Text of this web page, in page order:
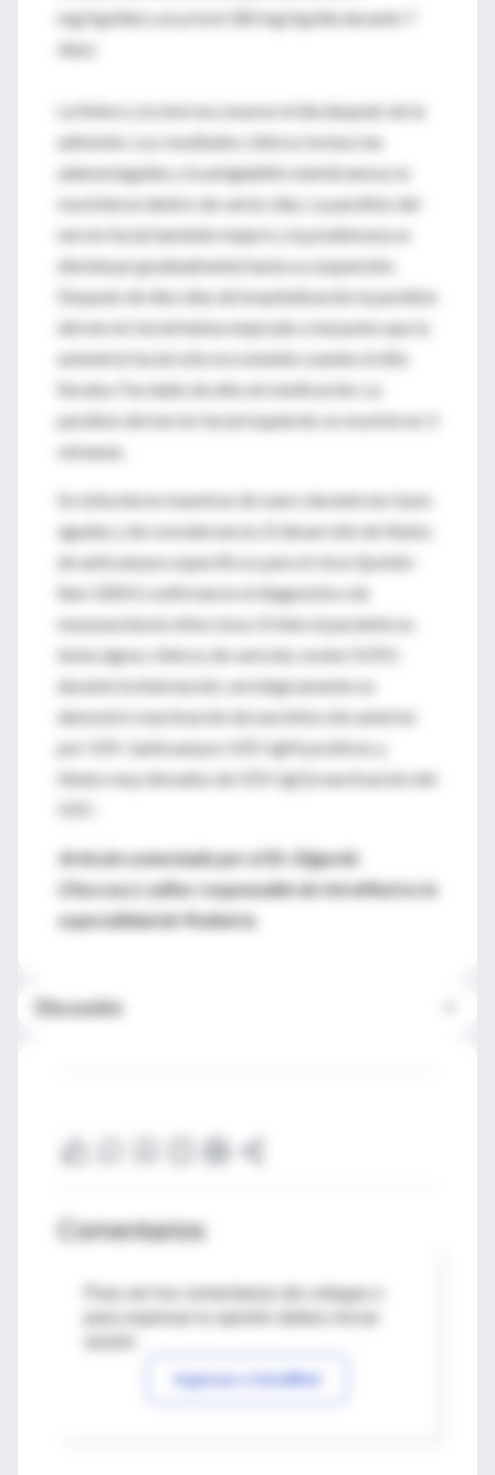
mg/kg/día) y acyclovir (80 mg/kg/día durante 7
días).
La fiebre y la otorrea cesaron el día después de la
admisión. Los resultados clínicos incluso las
adenomegalias y la amigdalitis membranosa se
resolvieron dentro de varios días. La parálisis del
nervio facial también mejoró y la prednisona se
disminuyó gradualmente hasta su suspensión.
Después de diez días de hospitalización la parálisis
del nervio facial había mejorado a tal punto que la
asimetría facial sólo era notable cuando el niño
lloraba. Fue dado de alta sin medicación. La
parálisis del nervio facial izquierdo se resolvió en 3
semanas.
Se obtuvieron muestras de suero durante las fases
agudas y de convalecencia. El desarrollo de títulos
de anticuerpos específicos para el virus Epstein-
Barr (EBV) confirmaron el diagnóstico de
mononucleosis infecciosa. Si bien el paciente no
tenía signos clínicos de varicela-zoster (VZV)
durante la internación, serológicamente se
demostró reactivación de una infección anterior
por VZV (anticuerpos VZV-IgM positivos y
títulos muy elevados de VZV-IgG).reactivación del
Artículo comentado por el Dr. Edgardo
Checcacci, editor responsable de IntraMed en la
especialidad de Pediatría.
Discusión
Comentarios
Para ver los comentarios de colegas o
Ingresar a IntraMed